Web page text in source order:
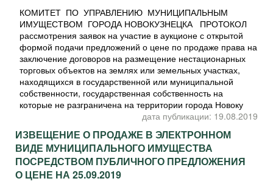
КОМИТЕТ ПО УПРАВЛЕНИЮ МУНИЦИПАЛЬНЫМ
ИМУЩЕСТВОМ ГОРОДА НОВОКУЗНЕЦКА ПРОТОКОЛ
рассмотрения заявок на участие в аукционе с открытой
формой подачи предложений о цене по продаже права на
заключение договоров на размещение нестационарных
торговых объектов на землях или земельных участках,
находящихся в государственной или муниципальной
собственности, государственная собственность на
которые не разграничена на территории города Новоку
дата публикации: 19.08.2019
ИЗВЕЩЕНИЕ О ПРОДАЖЕ В ЭЛЕКТРОННОМ
ВИДЕ МУНИЦИПАЛЬНОГО ИМУЩЕСТВА
ПОСРЕДСТВОМ ПУБЛИЧНОГО ПРЕДЛОЖЕНИЯ
О ЦЕНЕ НА 25.09.2019